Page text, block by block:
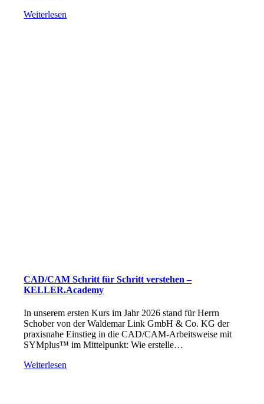
Weiterlesen
CAD/CAM Schritt für Schritt verstehen –
KELLER.Academy
In unserem ersten Kurs im Jahr 2026 stand für Herrn
Schober von der Waldemar Link GmbH & Co. KG der
praxisnahe Einstieg in die CAD/CAM-Arbeitsweise mit
SYMplus™ im Mittelpunkt: Wie erstelle…
Weiterlesen